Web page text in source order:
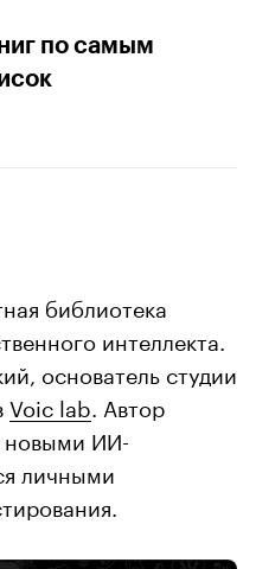
по самым
библиотека
интеллекта.
основатель студии
Voic lab . Автор
новыми ИИ-
личными